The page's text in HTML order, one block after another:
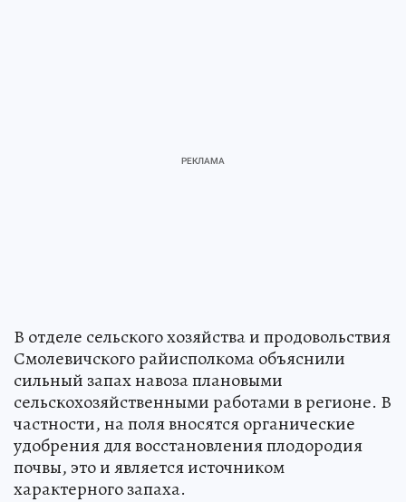
В отделе сельского хозяйства и продовольствия
Смолевичского райисполкома объяснили
сильный запах навоза плановыми
сельскохозяйственными работами в регионе. В
частности, на поля вносятся органические
удобрения для восстановления плодородия
почвы, это и является источником
характерного запаха.